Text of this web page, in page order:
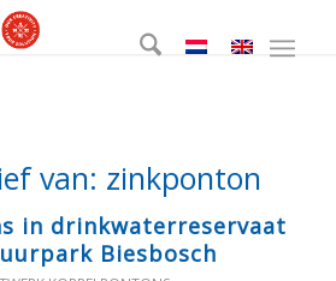
van: zinkponton
in drinkwaterreservaat
Biesbosch